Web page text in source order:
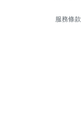
服務條款